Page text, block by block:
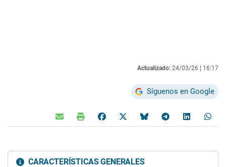
Actualizado: 24/03/26 | 16:17
Síguenos en Google
CARACTERÍSTICAS GENERALES